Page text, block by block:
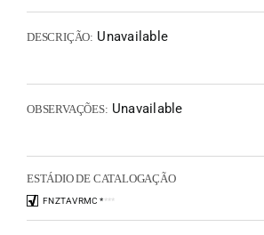
DESCRIÇÃO: Unavailable
OBSERVAÇÕES: Unavailable
ESTÁDIO DE CATALOGAÇÃO
FNZTAVRMC ****